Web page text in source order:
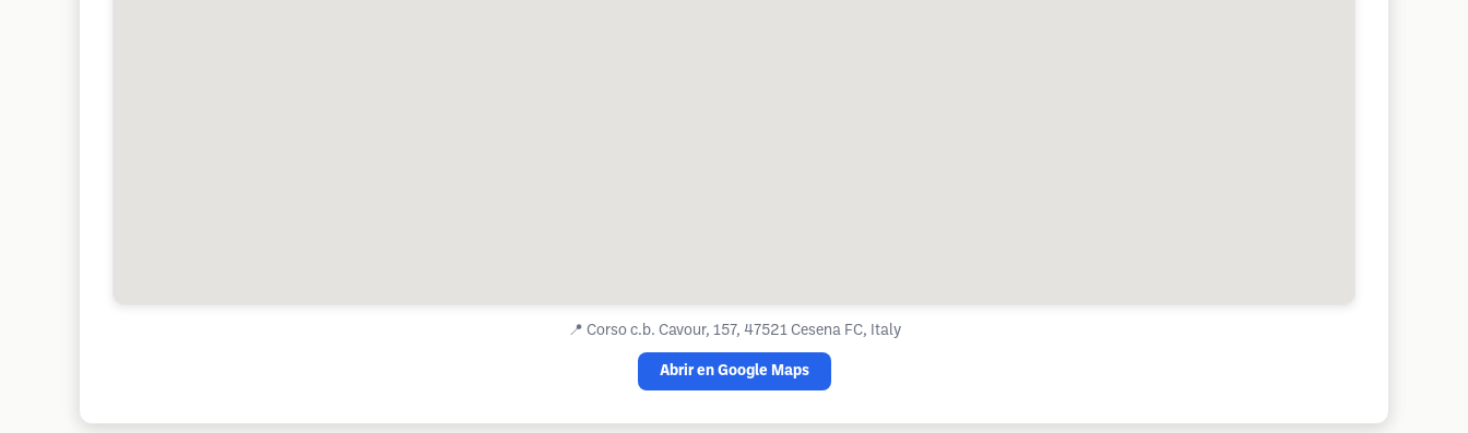
📍 Corso c.b. Cavour, 157, 47521 Cesena FC, Italy
Abrir en Google Maps